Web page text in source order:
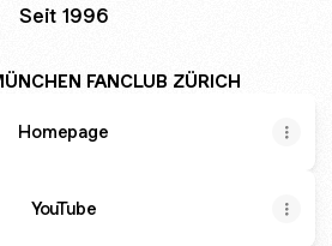
Seit 1996
FANCLUB ZÜRICH
Homepage
YouTube